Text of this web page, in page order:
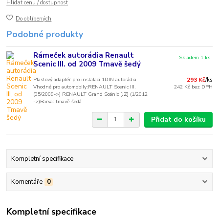
Hlídat cenu / dostupnost
Do oblíbených
Podobné produkty
Rámeček autorádia Renault
Scenic III. od 2009 Tmavě šedý
Plastový adaptér pro instalaci 1DIN autorádia
Vhodné pro automobily:RENAULT Scenic III.
(05/2009->) RENAULT Grand Scénic [JZ] (1/2012
->)Barva: tmavě šedá
293 Kč/ks
242 Kč bez DPH
Skladem 1 ks
Přidat do košíku
Kompletní specifikace
Komentáře 0
Kompletní specifikace